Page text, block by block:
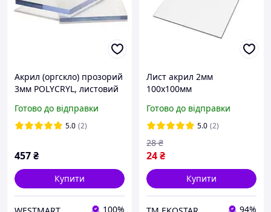
Акрил (оргскло) прозорий
3мм POLYCRYL, листовий
Готово до відправки
5.0 (2)
457₴
Купити
100%
Лист акрил 2мм
100х100мм
Готово до відправки
5.0 (2)
24₴
28 ₴
Купити
94%